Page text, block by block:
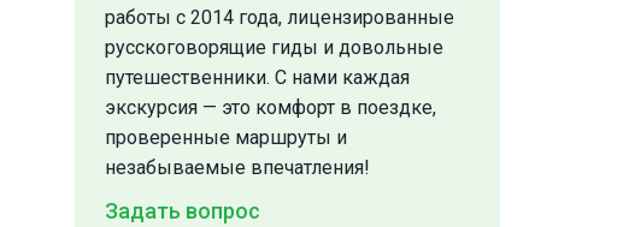
работы с 2014 года, лицензированные
русскоговорящие гиды и довольные
путешественники. С нами каждая
экскурсия — это комфорт в поездке,
проверенные маршруты и
незабываемые впечатления!
Задать вопрос